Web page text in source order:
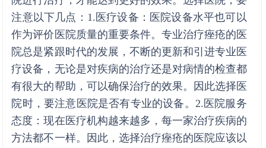
注意以下几点：1.医疗设备：医院设备水平也可以
作为评价医院质量的重要条件。专业治疗痤疮的医
院总是紧跟时代的发展，不断的更新和引进专业医
疗设备，无论是对疾病的治疗还是对病情的检查都
有很大的帮助，可以确保治疗的效果。因此选择医
院时，要注意医院是否有专业的设备。2.医院服务
态度：现在医疗机构越来越多，每一家治疗疾病的
方法都不一样。因此，选择治疗痤疮的医院应该以